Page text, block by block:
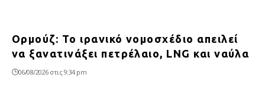
Ορμούζ: Το ιρανικό νομοσχέδιο απειλεί
να ξανατινάξει πετρέλαιο, LNG και ναύλα
06/08/2026 στις 9:34 pm